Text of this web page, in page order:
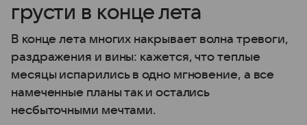
грусти в конце лета
В конце лета многих накрывает волна тревоги,
раздражения и вины: кажется, что теплые
месяцы испарились в одно мгновение, а все
намеченные планы так и остались
несбыточными мечтами.